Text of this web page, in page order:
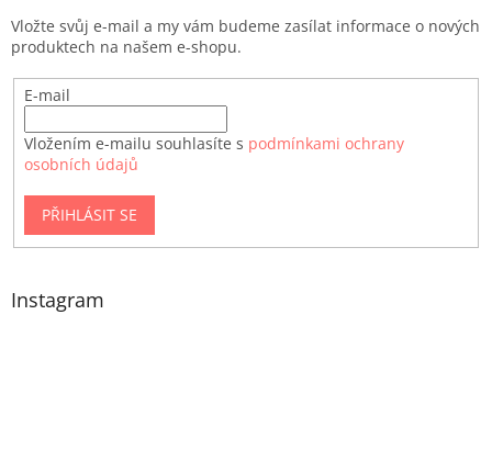
Vložte svůj e-mail a my vám budeme zasílat informace o nových
produktech na našem e-shopu.
E-mail
Vložením e-mailu souhlasíte s podmínkami ochrany
osobních údajů
PŘIHLÁSIT SE
Instagram